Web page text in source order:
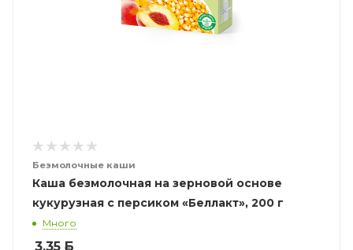
Безмолочные каши
Каша безмолочная на зерновой основе
кукурузная с персиком «Беллакт», 200 г
Много
3.35 Б